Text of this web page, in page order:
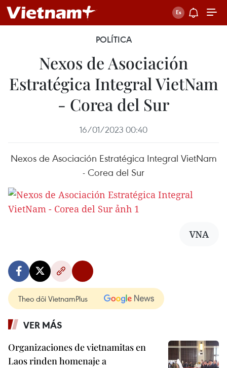
POLÍTICA
Nexos de Asociación
Estratégica Integral VietNam
- Corea del Sur
16/01/2023 00:40
Nexos de Asociación Estratégica Integral VietNam
- Corea del Sur
VNA
Theo dõi VietnamPlus
VER MÁS
Organizaciones de vietnamitas en
Laos rinden homenaje a